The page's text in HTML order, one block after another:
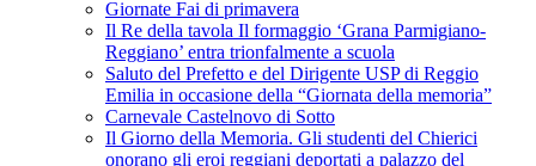
Giornate Fai di primavera
Il Re della tavola Il formaggio ‘Grana Parmigiano-
Reggiano’ entra trionfalmente a scuola
Saluto del Prefetto e del Dirigente USP di Reggio
Emilia in occasione della “Giornata della memoria”
Carnevale Castelnovo di Sotto
Il Giorno della Memoria. Gli studenti del Chierici
onorano gli eroi reggiani deportati a palazzo del